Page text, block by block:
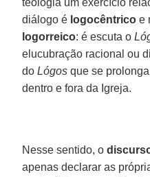
diálogo é logocêntrico e
logorreico: é escuta o
elucubração racional ou
doLógos que se
dentro e fora da Igreja.
Nesse sentido, o
apenas declarar as